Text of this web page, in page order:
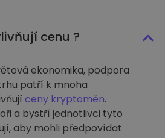
cenu ?
ekonomika, podpora
patří k mnoha
ceny kryptoměn.
a bystří jednotlivci tyto
aby mohli předpovídat